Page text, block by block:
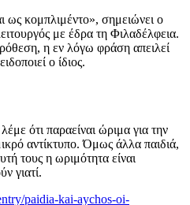
ως κομπλιμέντο», σημειώνει ο
με έδρα τη Φιλαδέλφεια.
η εν λόγω φράση απειλεί
ο ίδιος.
ότι παραείναι ώριμα για την
αντίκτυπο. Όμως άλλα παιδιά,
τους η ωριμότητα είναι
γιατί.
paidia-kai-aychos-oi-